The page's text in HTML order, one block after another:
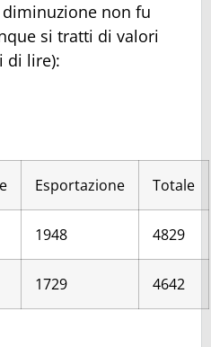
non fu
si tratti di valori
di lire):
Esportazione Totale
1948 4829
1729 4642